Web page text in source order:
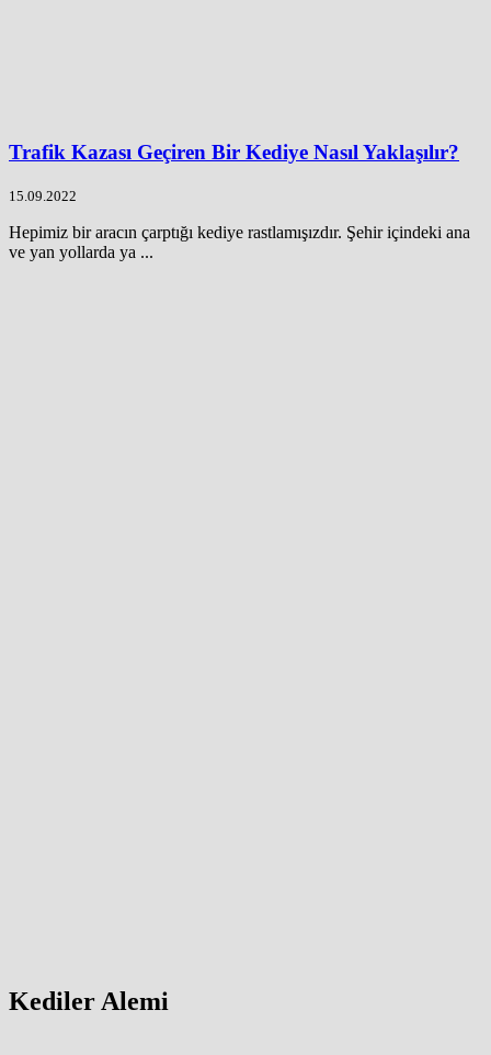
Trafik Kazası Geçiren Bir Kediye Nasıl Yaklaşılır?
15.09.2022
Hepimiz bir aracın çarptığı kediye rastlamışızdır. Şehir içindeki ana
ve yan yollarda ya ...
Kediler Alemi